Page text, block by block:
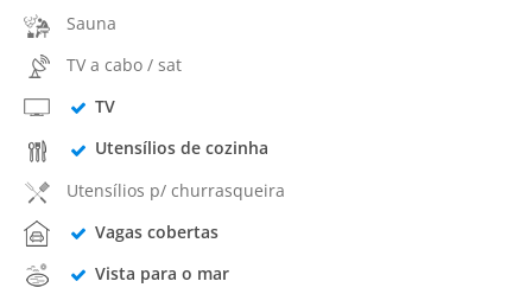
Sauna
TV a cabo / sat
TV
Utensílios de cozinha
Utensílios p/ churrasqueira
Vagas cobertas
Vista para o mar